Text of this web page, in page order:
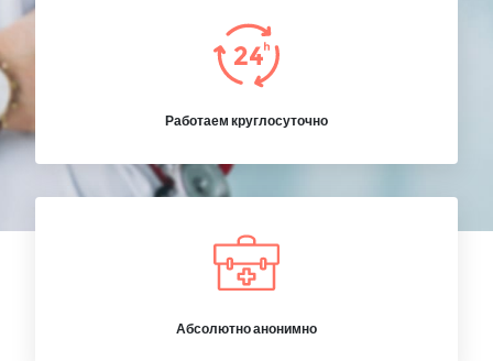
Работаем круглосуточно
Абсолютно анонимно